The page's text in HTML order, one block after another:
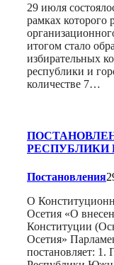
29 июля
рамках которого
итогом стало
избирательных
республики и
количестве 7…
Постановления
О
Осетия «О
Конституции
Осетия»
постановляет: 1.